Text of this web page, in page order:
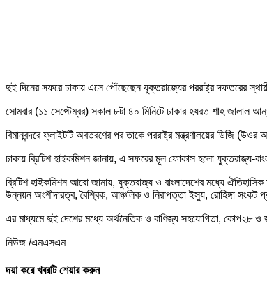
দুই দিনের সফরে ঢাকায় এসে পৌঁছেছেন যুক্তরাজ্যের পররাষ্ট্র দফতরের স্থায়ী
সোমবার (১১ সেপ্টেম্বর) সকাল ৮টা ৪০ মিনিটে ঢাকার হযরত শাহ জালাল
বিমানবন্দরে ফ্লাইটটি অবতরণের পর তাকে পররাষ্ট্র মন্ত্রণালয়ের ডিজি
ঢাকায় ব্রিটিশ হাইকমিশন জানায়, এ সফরের মূল ফোকাস হলো যুক্তরাজ্য-
ব্রিটিশ হাইকমিশন আরো জানায়, যুক্তরাজ্য ও বাংলাদেশের মধ্যে
উন্নয়ন অংশীদারত্ব, বৈশ্বিক, আঞ্চলিক ও নিরাপত্তা ইস্যু, রোহিঙ্গা সংকট
এর মাধ্যমে দুই দেশের মধ্যে অর্থনৈতিক ও বাণিজ্য সহযোগিতা, কোপ২৮ ও
নিউজ /এমএসএম
দয়া করে খবরটি শেয়ার করুন